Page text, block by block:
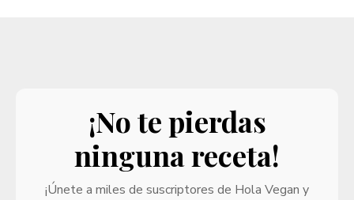
¡No te pierdas
ninguna receta!
¡Únete a miles de suscriptores de Hola Vegan y